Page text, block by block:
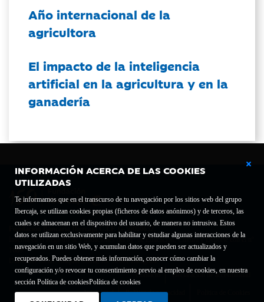
INFORMACIÓN ACERCA DE LAS COOKIES
UTILIZADAS
Te informamos que en el transcurso de tu navegación por los sitios web del grupo
Ibercaja, se utilizan cookies propias (ficheros de datos anónimos) y de terceros, las
cuales se almacenan en el dispositivo del usuario, de manera no intrusiva. Estos
datos se utilizan exclusivamente para habilitar y estudiar algunas interacciones de la
navegación en un sitio Web, y acumulan datos que pueden ser actualizados y
recuperados. Puedes obtener más información, conocer cómo cambiar la
configuración y/o revocar tu consentimiento previo al empleo de cookies, en nuestra
sección Política de cookiesPolítica de cookies
Año internacional de la
agricultora
El impacto de la inteligencia
artificial en la agricultura y en la
ganadería
Fundación Bancaria Ibercaja C.I.F. G-50000652.
Inscrita en el Registro de Fundaciones del Mº de Educación, Cultura y Deporte con el nº
1689.
Domicilio social: Joaquín Costa, 13. 50001 Zaragoza.
Contacto
Declaración de accesibilidad
Aviso legal Política de privacidad